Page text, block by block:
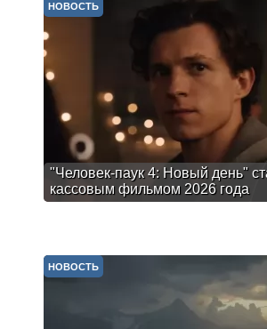
"Человек-паук 4: Новый день"
кассовым фильмом 2026 года
НОВОСТЬ
НОВОСТЬ